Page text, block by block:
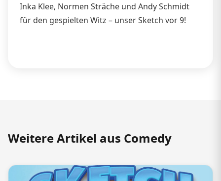
Inka Klee, Normen Sträche und Andy Schmidt
für den gespielten Witz – unser Sketch vor 9!
Weitere Artikel aus Comedy